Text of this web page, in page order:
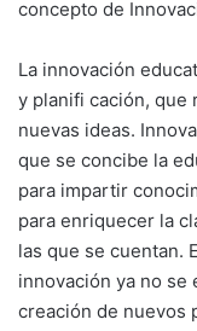
concepto de
La innovación
y planifi cación, que
nuevas ideas.
que se concibe la
para impartir
para enriquecer la
las que se cuentan.
innovación ya no se
creación de nuevos